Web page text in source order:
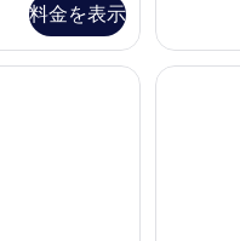
表
示
料金を表示
ー
の
ス
イ
ー